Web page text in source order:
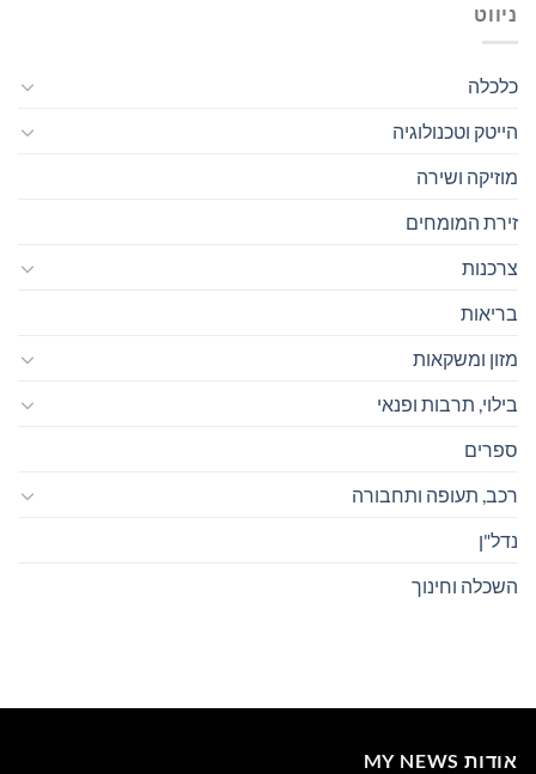
ניווט
כלכלה
הייטק וטכנולוגיה
מוזיקה ושירה
זירת המומחים
צרכנות
בריאות
מזון ומשקאות
בילוי, תרבות ופנאי
ספרים
רכב, תעופה ותחבורה
נדל"ן
השכלה וחינוך
אודות MY NEWS